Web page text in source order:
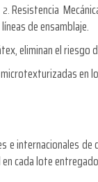
Resistencia
de ensamblaje.
eliminan el
internacionales
cada lote